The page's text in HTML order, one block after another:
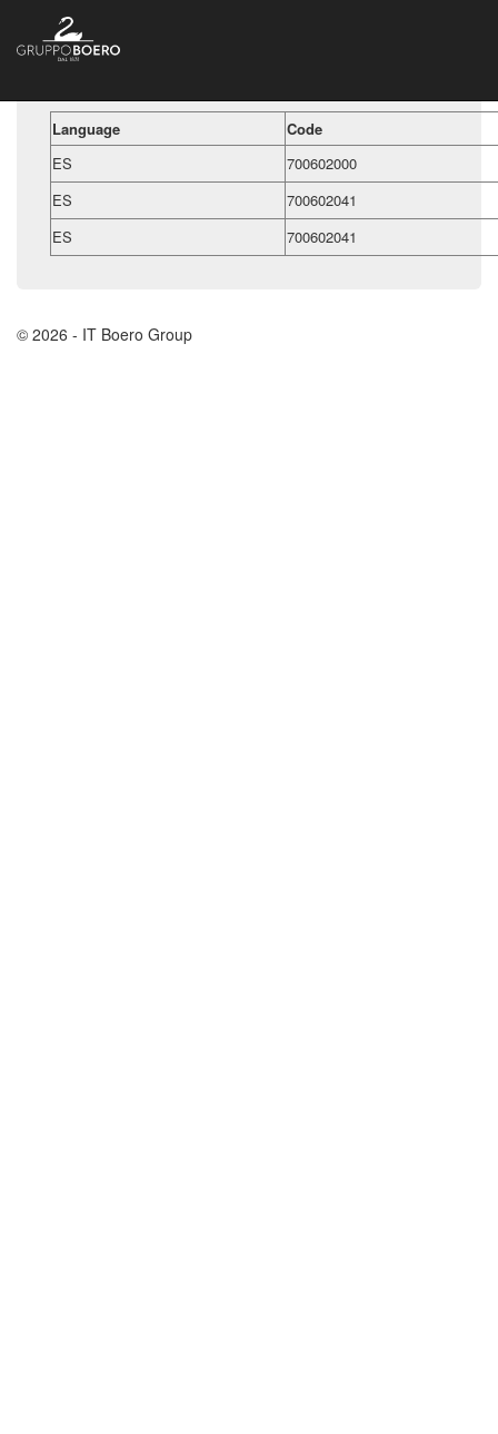
Language
Code
ES
700602000
ES
700602041
ES
700602041
© 2026 - IT Boero Group